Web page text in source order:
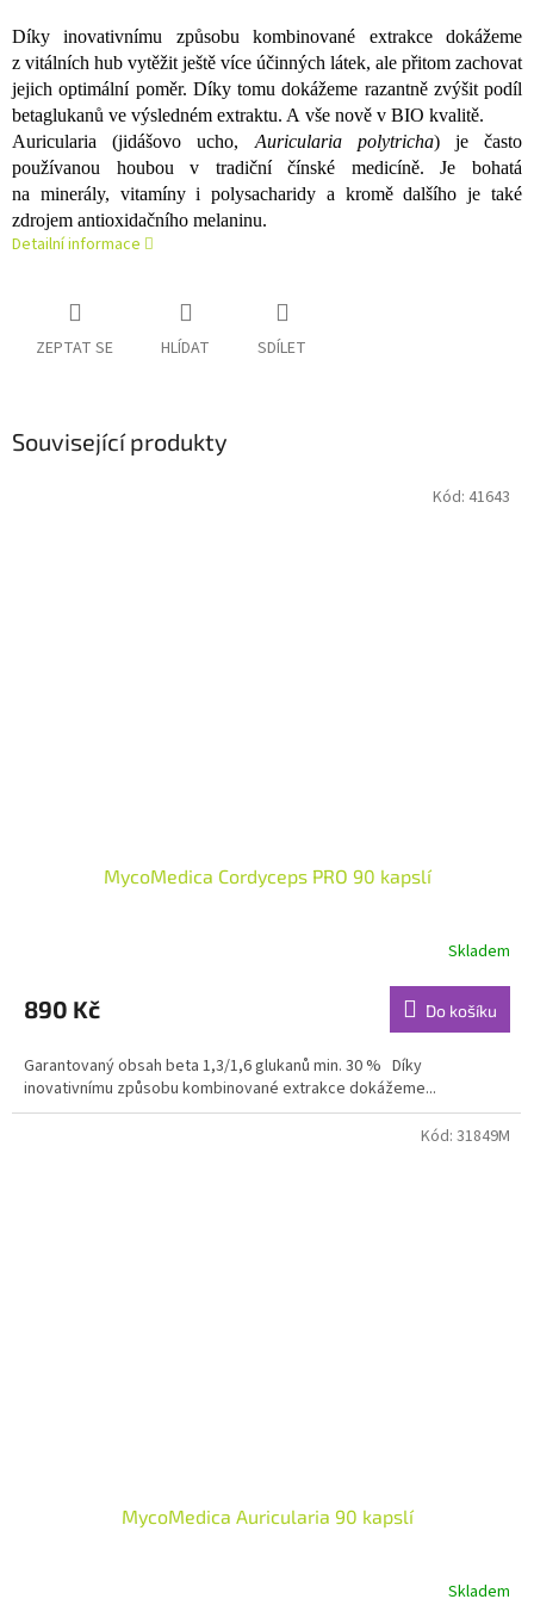
Díky inovativnímu způsobu kombinované extrakce dokážeme
z vitálních hub vytěžit ještě více účinných látek, ale přitom zachovat
jejich optimální poměr. Díky tomu dokážeme razantně zvýšit podíl
betaglukanů ve výsledném extraktu. A vše nově v BIO kvalitě.
Auricularia (jidášovo ucho, Auricularia polytricha) je často
používanou houbou v tradiční čínské medicíně. Je bohatá
na minerály, vitamíny i polysacharidy a kromě dalšího je také
zdrojem antioxidačního melaninu.
Detailní informace
ZEPTAT SE HLÍDAT SDÍLET
Související produkty
MycoMedica Cordyceps PRO 90 kapslí
produktu
je
z
5
hvězdiček.
Skladem
890 Kč Do košíku
Garantovaný obsah beta 1,3/1,6 glukanů min. 30 % Díky
inovativnímu způsobu kombinované extrakce dokážeme...
Kód: 41643
MycoMedica Auricularia 90 kapslí
Skladem
Kód: 31849M